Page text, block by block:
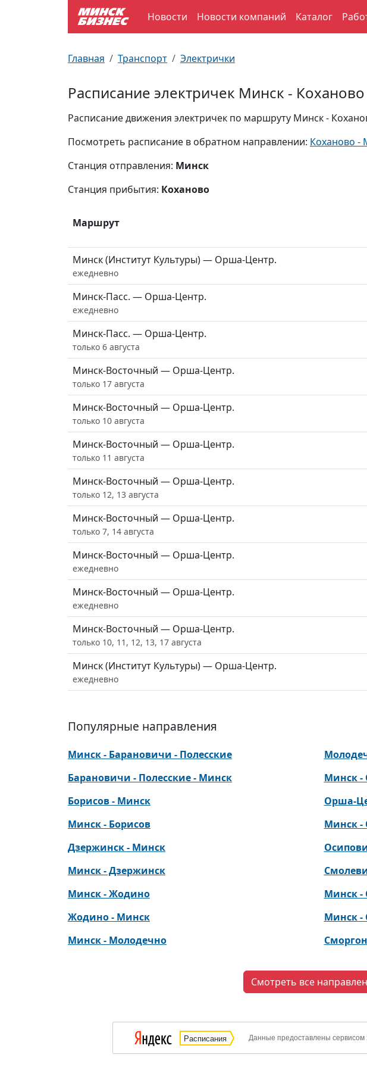
Новости Новости компаний Каталог
Главная Транспорт Электрички
Расписание электричек Минск - Коханово
Расписание движения электричек по маршруту Минск -
Посмотреть расписание в обратном направлении: Коханово -
Станция отправления: Минск
Станция прибытия: Коханово
Маршрут
Минск (Институт Культуры) — Орша-Центр.
ежедневно
Минск-Пасс. — Орша-Центр.
ежедневно
Минск-Пасс. — Орша-Центр.
только 6 августа
Минск-Восточный — Орша-Центр.
только 17 августа
Минск-Восточный — Орша-Центр.
только 10 августа
Минск-Восточный — Орша-Центр.
только 11 августа
Минск-Восточный — Орша-Центр.
только 12, 13 августа
Минск-Восточный — Орша-Центр.
только 7, 14 августа
Минск-Восточный — Орша-Центр.
ежедневно
Минск-Восточный — Орша-Центр.
ежедневно
Минск-Восточный — Орша-Центр.
только 10, 11, 12, 13, 17 августа
Минск (Институт Культуры) — Орша-Центр.
ежедневно
Популярные направления
Минск - Барановичи - Полесские
Барановичи - Полесские - Минск
Борисов - Минск
Минск - Борисов
Дзержинск - Минск
Минск - Дзержинск
Минск - Жодино
Жодино - Минск
Минск - Молодечно
Минск -
Орша-
Минск -
Минск -
Минск -
Смотреть все
Расписания Данные предоставлены сервисом
Улицы Минска
Производственный календарь
Документы для ЗАГСа
Пробки на дорогах